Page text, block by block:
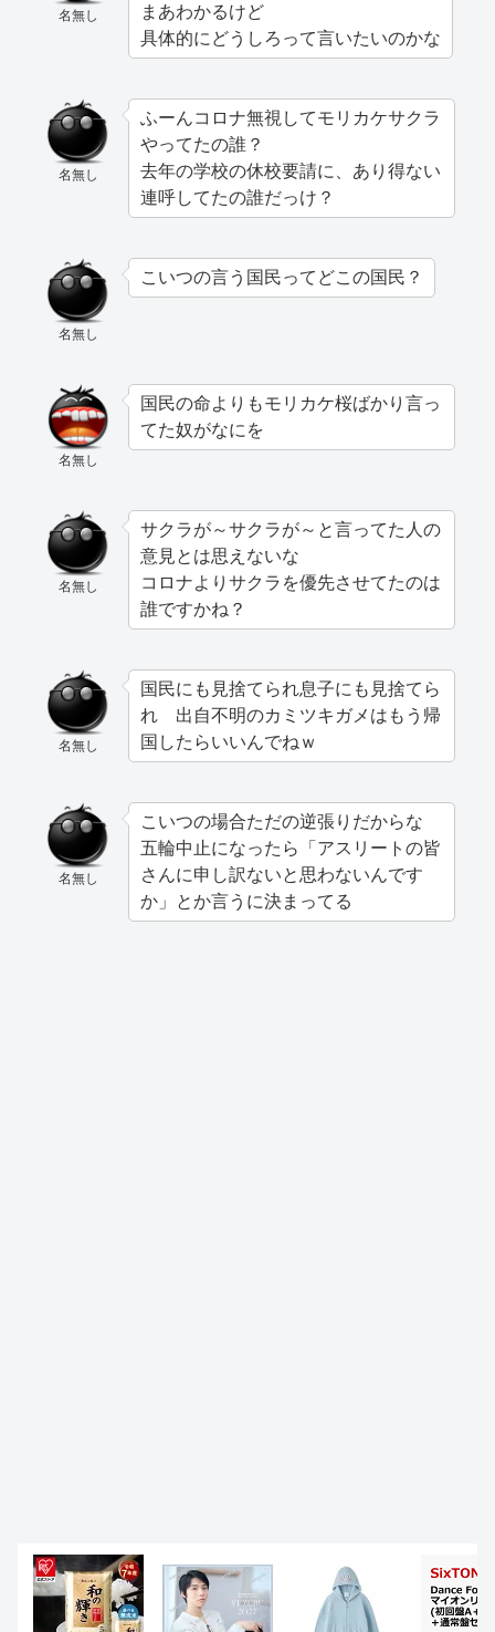
名無し
まあわかるけど
具体的にどうしろって言いたいのかな
名無し
ふーんコロナ無視してモリカケサクラ
やってたの誰？
去年の学校の休校要請に、あり得ない
連呼してたの誰だっけ？
名無し
こいつの言う国民ってどこの国民？
名無し
国民の命よりもモリカケ桜ばかり言っ
てた奴がなにを
名無し
サクラが～サクラが～と言ってた人の
意見とは思えないな
コロナよりサクラを優先させてたのは
誰ですかね？
名無し
国民にも見捨てられ息子にも見捨てら
れ 出自不明のカミツキガメはもう帰
国したらいいんでねｗ
名無し
こいつの場合ただの逆張りだからな
五輪中止になったら「アスリートの皆
さんに申し訳ないと思わないんです
か」とか言うに決まってる